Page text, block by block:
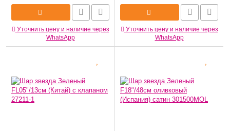
Уточнить цену и наличие через
WhatsApp
Уточнить цену и наличие через
WhatsApp